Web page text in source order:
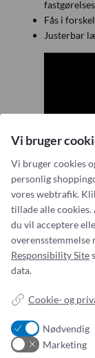
Fås i
Justerbar
Vejleåvej 66
2635 Ishøj
Vi bruger
Vi bruger cookies
personlig
vores webtrafik.
tillade alle
du vil acceptere
overensstemmelse
Responsibility Site
data.
Cookie- og
Nødvendig
Marketing